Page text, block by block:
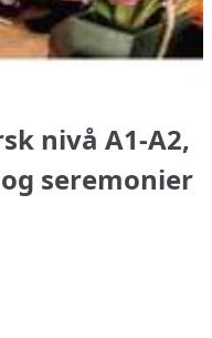
nivå A1-A2,
seremonier